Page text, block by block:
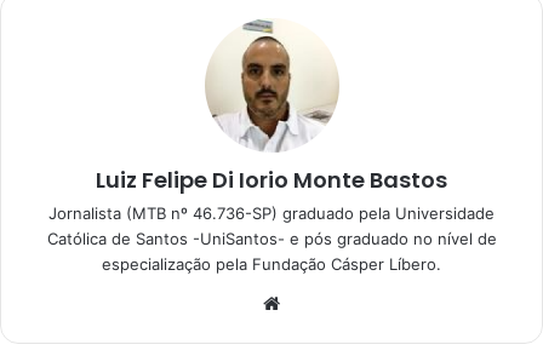
Luiz Felipe Di Iorio Monte Bastos
Jornalista (MTB nº 46.736-SP) graduado pela Universidade
Católica de Santos -UniSantos- e pós graduado no nível de
especialização pela Fundação Cásper Líbero.